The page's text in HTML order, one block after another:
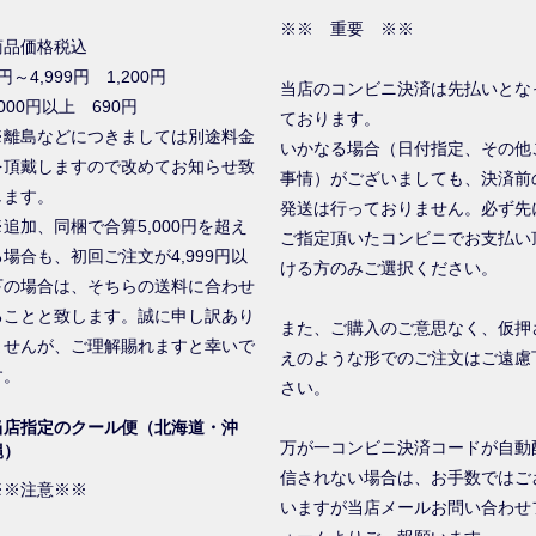
品価格税込
～4,999円 1,200円
円以上 690円
島などにつきましては別途料金
頂戴しますので改めてお知らせ致
す。
加、同梱で合算5,000円を超え
場合も、初回ご注文が4,999円以
の場合は、そちらの送料に合わせ
ことと致します。誠に申し訳あり
せんが、ご理解賜れますと幸いで
店指定のクール便（北海道・沖
注意※※
※※ 重要 ※※
当店のコンビニ決済は先払いとな
ております。
いかなる場合（日付指定、その他
事情）がございましても、決済前
発送は行っておりません。必ず先
ご指定頂いたコンビニでお支払い
ける方のみご選択ください。
また、ご購入のご意思なく、仮押
えのような形でのご注文はご遠慮
さい。
万が一コンビニ決済コードが自動
信されない場合は、お手数ではご
いますが当店メールお問い合わせ